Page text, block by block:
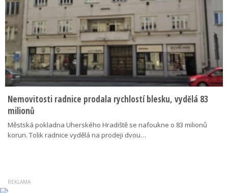
Nemovitosti radnice prodala rychlostí blesku, vydělá 83
milionů
Městská pokladna Uherského Hradiště se nafoukne o 83 milionů
korun. Tolik radnice vydělá na prodeji dvou…